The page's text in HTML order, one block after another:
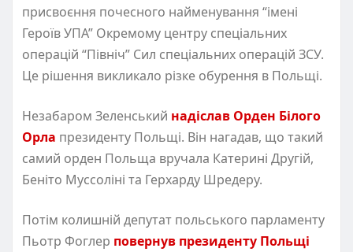
присвоєння почесного найменування “імені
Героїв УПА” Окремому центру спеціальних
операцій “Північ” Сил спеціальних операцій ЗСУ.
Це рішення викликало різке обурення в Польщі.
Незабаром Зеленський надіслав Орден Білого
Орла президенту Польщі. Він нагадав, що такий
самий орден Польща вручала Катерині Другій,
Беніто Муссоліні та Герхарду Шредеру.
Потім колишній депутат польського парламенту
Пьотр Фоглер повернув президенту Польщі